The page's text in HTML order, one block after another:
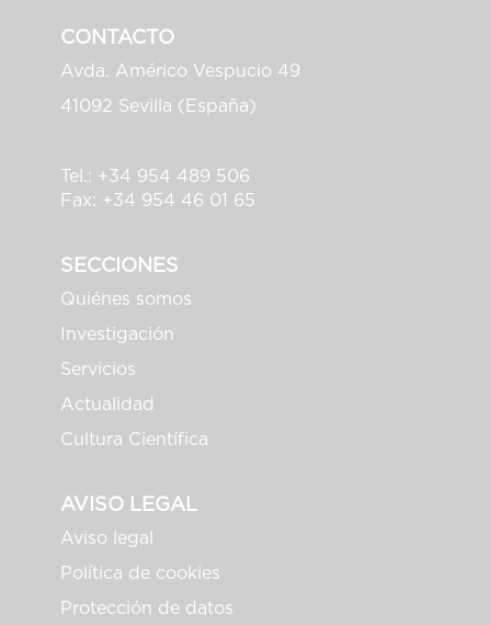
CONTACTO
Avda. Américo Vespucio 49
41092 Sevilla (España)
Tel.: +34 954 489 506
Fax: +34 954 46 01 65
SECCIONES
Quiénes somos
Investigación
Servicios
Actualidad
Cultura Científica
AVISO LEGAL
Aviso legal
Política de cookies
Protección de datos